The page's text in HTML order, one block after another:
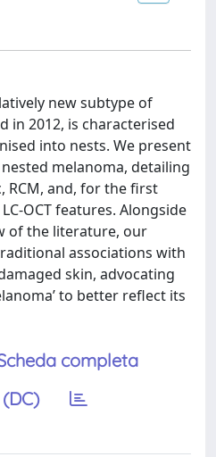
new subtype of
in 2012, is characterised
into nests. We present
melanoma, detailing
RCM, and, for the first
OCT features. Alongside
of the literature, our
associations with
skin, advocating
to better reflect its
completa